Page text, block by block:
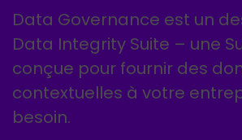
Data Governance est un
Data Integrity Suite – une
conçue pour fournir des
contextuelles à votre
besoin.